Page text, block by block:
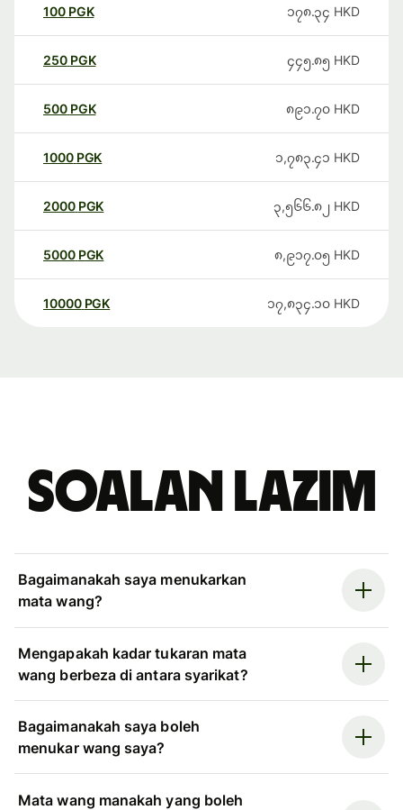
100 PGK ၁၇၈.၃၄ HKD
250 PGK ၄၄၅.၈၅ HKD
500 PGK ၈၉၁.၇၀ HKD
1000 PGK ၁,၇၈၃.၄၁ HKD
2000 PGK ၃,၅၆၆.၈၂ HKD
5000 PGK ၈,၉၁၇.၀၅ HKD
10000 PGK ၁၇,၈၃၄.၁၀ HKD
Soalan Lazim
Bagaimanakah saya menukarkan
mata wang?
Mengapakah kadar tukaran mata
wang berbeza di antara syarikat?
Bagaimanakah saya boleh
menukar wang saya?
Mata wang manakah yang boleh